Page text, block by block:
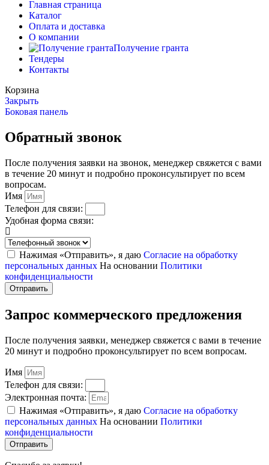
Главная страница
Каталог
Оплата и доставка
О компании
Получение гранта
Тендеры
Контакты
Корзина
Закрыть
Боковая панель
Обратный звонок
После получения заявки на звонок, менеджер свяжется с вами
в течение 20 минут и подробно проконсультирует по всем
вопросам.
Имя
Телефон для связи:
Удобная форма связи:
Нажимая «Отправить», я даю Согласие на обработку
персональных данных На основании Политики
конфиденциальности
Отправить
Запрос коммерческого предложения
После получения заявки, менеджер свяжется с вами в течение
20 минут и подробно проконсультирует по всем вопросам.
Имя
Телефон для связи:
Электронная почта:
Нажимая «Отправить», я даю Согласие на обработку
персональных данных На основании Политики
конфиденциальности
Отправить